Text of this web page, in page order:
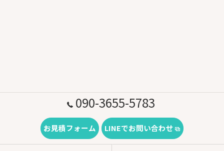
090-3655-5783
お見積フォーム LINEでお問い合わせ